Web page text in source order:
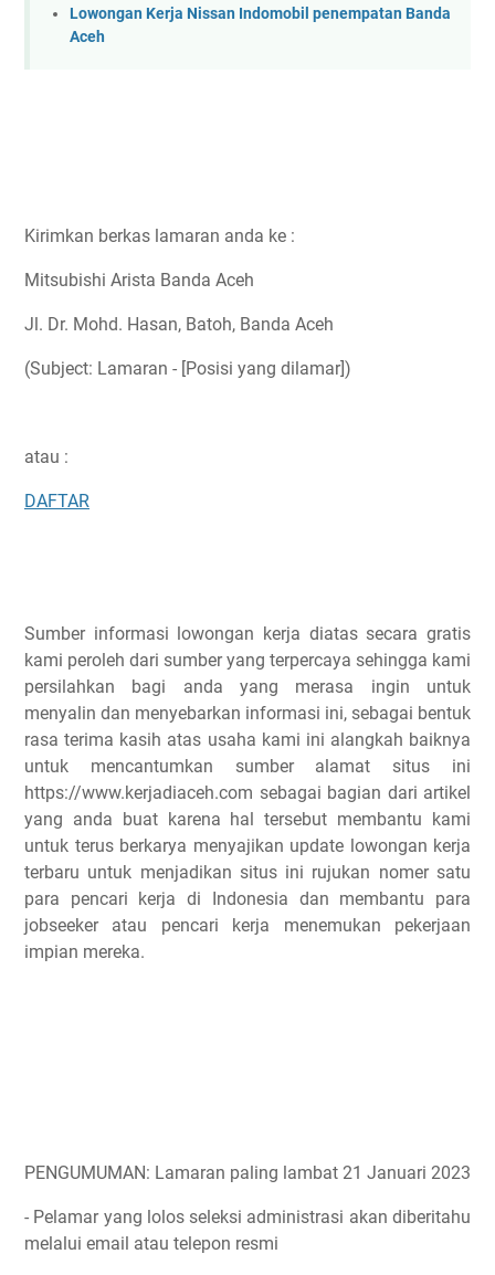
Lowongan Kerja Nissan Indomobil penempatan Banda
Aceh
Kirimkan berkas lamaran anda ke :
Mitsubishi Arista Banda Aceh
Jl. Dr. Mohd. Hasan, Batoh, Banda Aceh
(Subject: Lamaran - [Posisi yang dilamar])
atau :
DAFTAR
Sumber informasi lowongan kerja diatas secara gratis
kami peroleh dari sumber yang terpercaya sehingga kami
persilahkan bagi anda yang merasa ingin untuk
menyalin dan menyebarkan informasi ini, sebagai bentuk
rasa terima kasih atas usaha kami ini alangkah baiknya
untuk mencantumkan sumber alamat situs ini
https://www.kerjadiaceh.com sebagai bagian dari artikel
yang anda buat karena hal tersebut membantu kami
untuk terus berkarya menyajikan update lowongan kerja
terbaru untuk menjadikan situs ini rujukan nomer satu
para pencari kerja di Indonesia dan membantu para
jobseeker atau pencari kerja menemukan pekerjaan
impian mereka.
PENGUMUMAN: Lamaran paling lambat 21 Januari 2023
- Pelamar yang lolos seleksi administrasi akan diberitahu
melalui email atau telepon resmi